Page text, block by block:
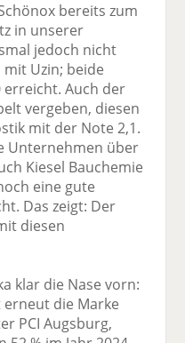
bereits zum
in unserer
jedoch nicht
Uzin; beide
erreicht. Auch der
vergeben, diesen
mit der Note 2,1.
Unternehmen über
Kiesel Bauchemie
eine gute
Das zeigt: Der
diesen
klar die Nase vorn:
die Marke
PCI Augsburg,